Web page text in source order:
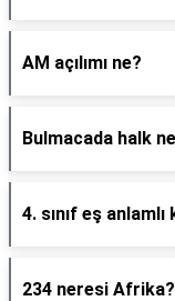
AM açılımı ne?
Bulmacada halk
4. sınıf eş
234 neresi Afrika?